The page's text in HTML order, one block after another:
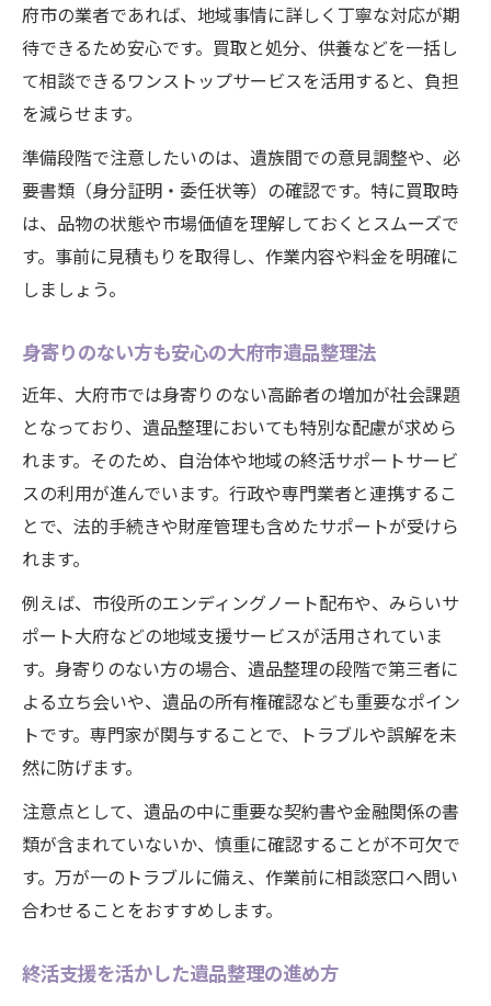
みらいサポート大府の活用で安心整理
終身サポートを含めた遺品整理のポイント
遺品整理で家族の負担を軽減する考え方
遺品整理に買取を取り入れるメリット
大府市で買取対応遺品整理の手順解説
心の負担を軽くする遺品整理の工夫
遺品整理の買取で安心サポートを受ける方
大府市の遺品整理と買取サービスの違い
適切な遺品整理なら大府市で賢く進めよう
大府市の遺品整理で失敗しない準備とは
遺品整理業者選びで押さえるべき基準
遺品整理の相場と賢い進め方を比較
口コミ活用で安心の遺品整理を実現する
エンディングノートと遺品整理手順の関係を探
る
エンディングノート記入が遺品整理を円滑
化
遺品整理とエンディングノート活用術
エンディングノートで買取希望を明確にす
市役所サポートとエンディングノートの使
府市の業者であれば、地域事情に詳しく丁寧な対応が期
待できるため安心です。買取と処分、供養などを一括し
て相談できるワンストップサービスを活用すると、負担
を減らせます。
準備段階で注意したいのは、遺族間での意見調整や、必
要書類（身分証明・委任状等）の確認です。特に買取時
は、品物の状態や市場価値を理解しておくとスムーズで
す。事前に見積もりを取得し、作業内容や料金を明確に
しましょう。
身寄りのない方も安心の大府市遺品整理法
近年、大府市では身寄りのない高齢者の増加が社会課題
となっており、遺品整理においても特別な配慮が求めら
れます。そのため、自治体や地域の終活サポートサービ
スの利用が進んでいます。行政や専門業者と連携するこ
とで、法的手続きや財産管理も含めたサポートが受けら
れます。
例えば、市役所のエンディングノート配布や、みらいサ
ポート大府などの地域支援サービスが活用されていま
す。身寄りのない方の場合、遺品整理の段階で第三者に
よる立ち会いや、遺品の所有権確認なども重要なポイン
トです。専門家が関与することで、トラブルや誤解を未
然に防げます。
注意点として、遺品の中に重要な契約書や金融関係の書
類が含まれていないか、慎重に確認することが不可欠で
す。万が一のトラブルに備え、作業前に相談窓口へ問い
合わせることをおすすめします。
終活支援を活かした遺品整理の進め方